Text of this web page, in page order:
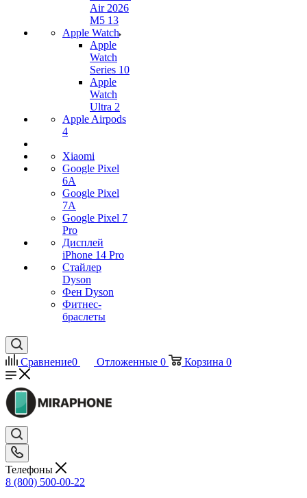
Air 2026
M5 13
Apple Watch
Apple
Watch
Series 10
Apple
Watch
Ultra 2
Apple Airpods
4
Xiaomi
Google Pixel
6A
Google Pixel
7А
Google Pixel 7
Pro
Дисплей
iPhone 14 Pro
Стайлер
Dyson
Фен Dyson
Фитнес-
браслеты
Сравнение0 Отложенные 0 Корзина 0
Телефоны
8 (800) 500-00-22